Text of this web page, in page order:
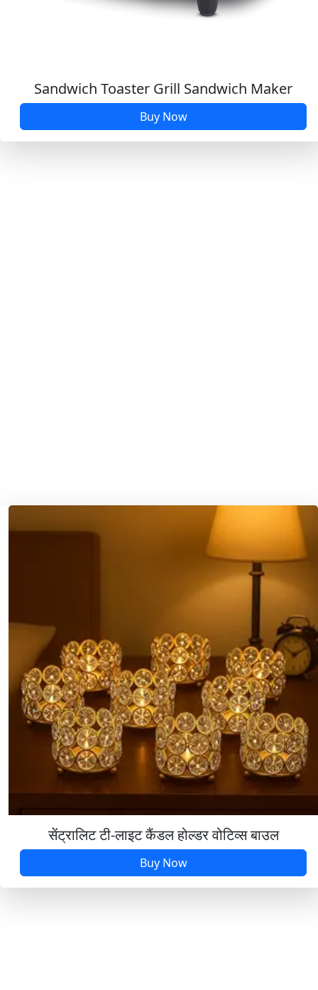
Sandwich Toaster Grill Sandwich Maker
Buy Now
सेंट्रालिट टी-लाइट कैंडल होल्डर वोटिव्स बाउल
Buy Now